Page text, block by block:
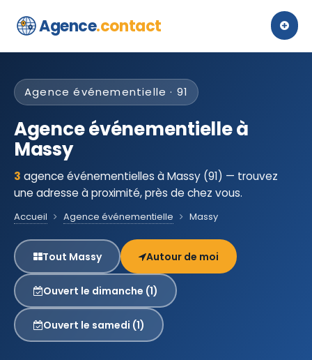
Agence.contact
Agence événementielle · 91
Agence événementielle à
Massy
3 agence événementielles à Massy (91) — trouvez
une adresse à proximité, près de chez vous.
Accueil Agence événementielle Massy
Tout Massy Autour de moi
Ouvert le dimanche (1)
Ouvert le samedi (1)